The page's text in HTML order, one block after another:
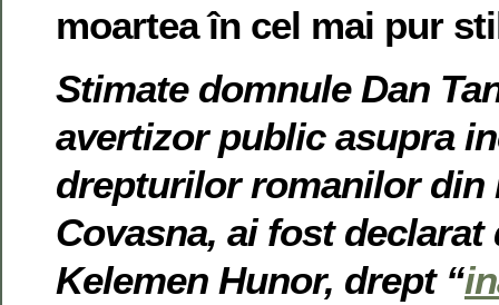
moartea în cel mai pur
Stimate domnule Dan
avertizor public asupra
drepturilor romanilor din
Covasna, ai fost declarat
Kelemen Hunor, drept “